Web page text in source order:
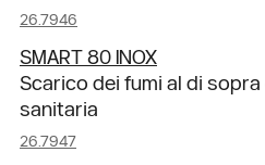
26.7946
SMART 80 INOX
Scarico dei fumi al di
sanitaria
26.7947